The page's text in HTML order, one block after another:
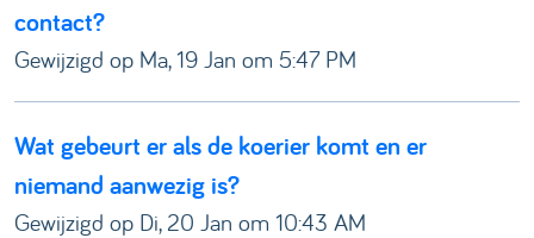
contact?
Gewijzigd op Ma, 19 Jan om 5:47 PM
Wat gebeurt er als de koerier komt en er
niemand aanwezig is?
Gewijzigd op Di, 20 Jan om 10:43 AM